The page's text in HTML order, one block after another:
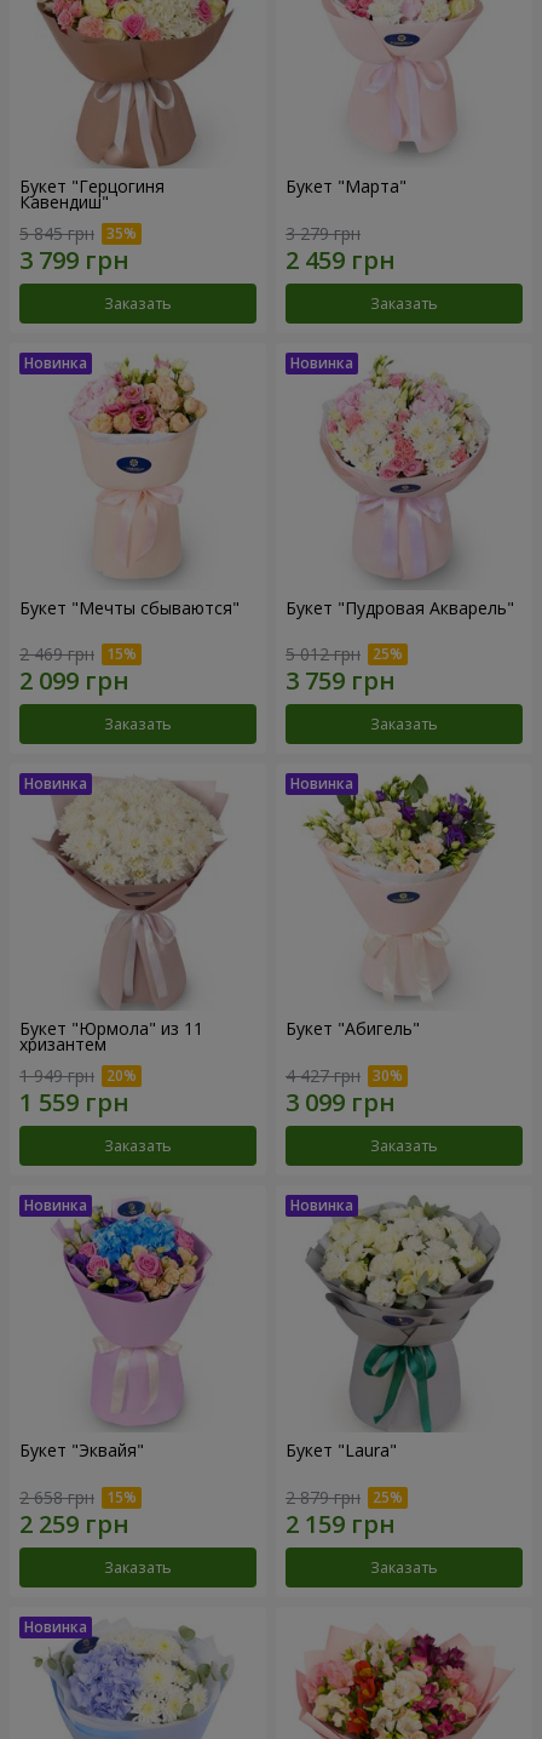
Букет "Герцогиня
Кавендиш"
5 845 грн
Заказать
Букет "Марта"
3 279 грн
Заказать
Букет "Мечты сбываются"
2 469 грн
Заказать
Букет "Пудровая Акварель"
5 012 грн
Заказать
Букет "Юрмола" из 11
хризантем
1 949 грн
Заказать
Букет "Абигель"
4 427 грн
Заказать
Букет "Эквайя"
2 658 грн
Заказать
Букет "Laura"
2 879 грн
Заказать